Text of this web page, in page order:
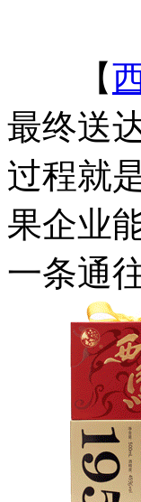
【
最终送
过程就
果企业
一条通